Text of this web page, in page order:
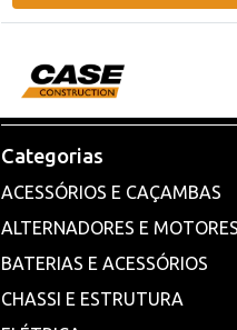
Categorias
ACESSÓRIOS E CAÇAMBAS
ALTERNADORES E
BATERIAS E ACESSÓRIOS
CHASSI E ESTRUTURA